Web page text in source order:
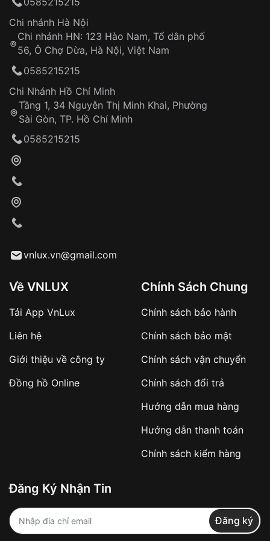
Hotline: 0585 215 215
Từ khóa SEO:
Khách hàng kiểm tra và thanh toán trực tiếp
Từ khóa SEO:
sản phẩm đặc biệt
hàng
Số tiền còn lại thanh toán khi nhận hàng hoặc
✔️ Đảm bảo xử lý đơn hàng nhanh chóng
✔️ Hạn chế tình trạng hủy đơn không mong
Từ khóa SEO:
thống VNLUX
Đảm bảo quyền lợi khách hàng
Đồng hành cùng khách hàng trong suốt quá
trình sử dụng
Chi nhánh Hà Nội
Chi nhánh HN: 123 Hào Nam, Tổ dân phố
56, Ô Chợ Dừa, Hà Nội, Việt Nam
0585215215
Chi Nhánh Hồ Chí Minh
Tầng 1, 34 Nguyễn Thị Minh Khai, Phường
Sài Gòn, TP. Hồ Chí Minh
0585215215
vnlux.vn@gmail.com
Về VNLUX
Tải App VnLux
Liên hệ
Giới thiệu về công ty
Đồng hồ Online
Chính Sách Chung
Chính sách bảo hành
Chính sách bảo mật
Chính sách vận chuyển
Chính sách đổi trả
Hướng dẫn mua hàng
Hướng dẫn thanh toán
Chính sách kiểm hàng
Đăng Ký Nhận Tin
Đăng ký